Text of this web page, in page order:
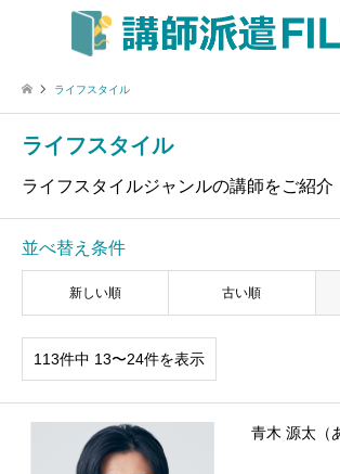
ライフスタイル
ライフスタイル
ライフスタイルジャンルの講師をご紹介
並べ替え条件
新しい順 古い順
113件中 13〜24件を表示
青木 源太（